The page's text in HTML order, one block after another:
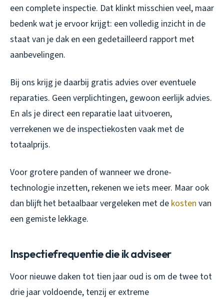
een complete inspectie. Dat klinkt misschien veel, maar
bedenk wat je ervoor krijgt: een volledig inzicht in de
staat van je dak en een gedetailleerd rapport met
aanbevelingen.
Bij ons krijg je daarbij gratis advies over eventuele
reparaties. Geen verplichtingen, gewoon eerlijk advies.
En als je direct een reparatie laat uitvoeren,
verrekenen we de inspectiekosten vaak met de
totaalprijs.
Voor grotere panden of wanneer we drone-
technologie inzetten, rekenen we iets meer. Maar ook
dan blijft het betaalbaar vergeleken met de kosten van
een gemiste lekkage.
Inspectiefrequentie die ik adviseer
Voor nieuwe daken tot tien jaar oud is om de twee tot
drie jaar voldoende, tenzij er extreme